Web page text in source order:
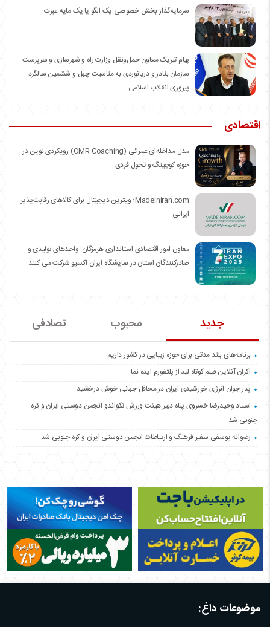
سرمایه‌گذار بخش خصوصی یک الگو یا یک مایه عبرت
️پیام تبریک معاون حمل‌ونقل وزارت راه و شهرسازی و سرپرست
سازمان بنادر و دریانوردی به مناسبت چهل و ششمین سالگرد
پیروزی انقلاب اسلامی
اقتصادی
مدل مداخله‌ای عمرائی (OMR Coaching) رویکردی نوین در
حوزه کوچینگ و تحول فردی
Madeiniran.com؛ ویترین دیجیتال برای کالاهای رقابت‌پذیر
ایرانی
معاون امور اقتصادی استانداری هرمزگان: واحدهای تولیدی و
صادرکنندگان استان در نمایشگاه ایران اکسپو شرکت می کنند
جدید محبوب تصادفی
برنامه‌های بلند مدتی برای حوزه زیبایی در کشور داریم
اکران آنلاین فیلم کوتاه لید از پلتفورم ایده نما
پدر جوان انرژی خورشیدی ایران در محافل جهانی خوش درخشید
استاد وحیدرضا خسروی پناه دبیر هیئت ورزش تکواندو انجمن دوستی ایران و کره
جنوبی شد
رضوانه یوسفی سفیر فرهنگ و ارتباطات انجمن دوستی ایران و کره جنوبی شد
موضوعات داغ: